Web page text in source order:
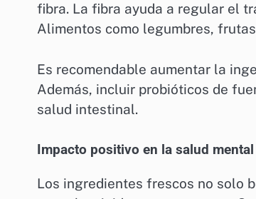
fibra. La fibra ayuda a regular el
Alimentos como legumbres,
Es recomendable aumentar la
Además, incluir probióticos de
salud intestinal.
Impacto positivo en la salud mental
Los ingredientes frescos no solo